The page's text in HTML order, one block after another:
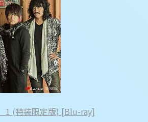
1 (特装限定版) [Blu-ray]